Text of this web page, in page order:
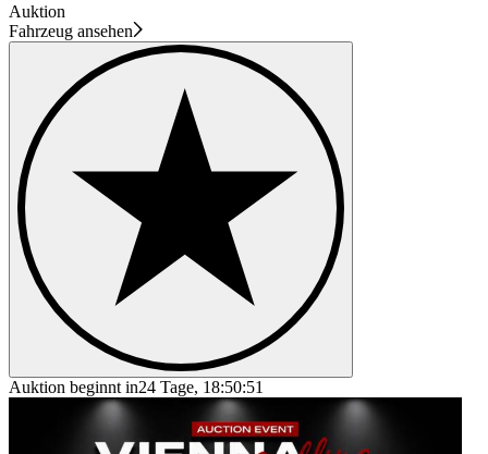
Auktion
Fahrzeug ansehen
Auktion beginnt in24 Tage, 18:50:51